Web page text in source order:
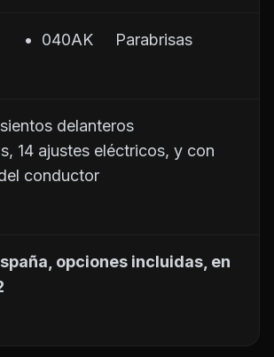
Parabrisas
delanteros
14 ajustes eléctricos, y con
conductor
opciones incluidas, en